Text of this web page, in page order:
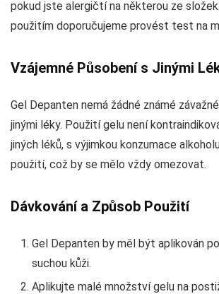
pokud jste alergičtí na některou ze
použitím doporučujeme provést test na
Vzájemné Působení s Jinými
Gel Depanten nemá žádné známé
jinými léky. Použití gelu není
jiných léků, s výjimkou konzumace
použití, což by se mělo vždy omezovat.
Dávkování a Způsob Použití
Gel Depanten by měl být aplikován
suchou kůži.
Aplikujte malé množství gelu na